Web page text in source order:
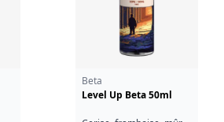
Beta
Level Up Beta 50ml